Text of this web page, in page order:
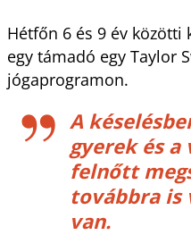
Hétfőn 6 és 9 év közötti
egy támadó egy Taylor
jógaprogramon.
A
gyerek és
felnőtt
továbbra is
van.